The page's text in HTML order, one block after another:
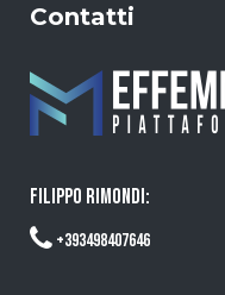
Contatti
FILIPPO RIMONDI:
+393498407646